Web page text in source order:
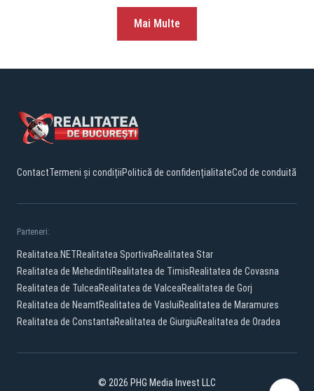
Mai Multe
ContactTermeni și condițiiPolitică de confidențialitateCod de conduită
Parteneri:
Realitatea.NETRealitatea SportivaRealitatea Star
Realitatea de MehedintiRealitatea de TimisRealitatea de Covasna
Realitatea de TulceaRealitatea de ValceaRealitatea de Gorj
Realitatea de NeamtRealitatea de VasluiRealitatea de Maramures
Realitatea de ConstantaRealitatea de GiurgiuRealitatea de Oradea
© 2026 PHG Media Invest LLC